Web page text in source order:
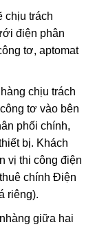
chịu trách
điện phân
tơ, aptomat
chịu trách
tơ vào bên
phối chính,
bị. Khách
vị thi công điện
chính Điện
riêng).
giữa hai